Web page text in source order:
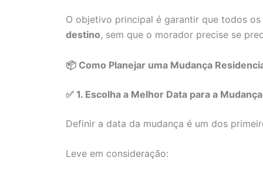
O objetivo principal é garantir que todos os
destino, sem que o morador precise se
📦 Como Planejar uma Mudança
✅ 1. Escolha a Melhor Data para a Mudança
Definir a data da mudança é um dos
Leve em consideração: